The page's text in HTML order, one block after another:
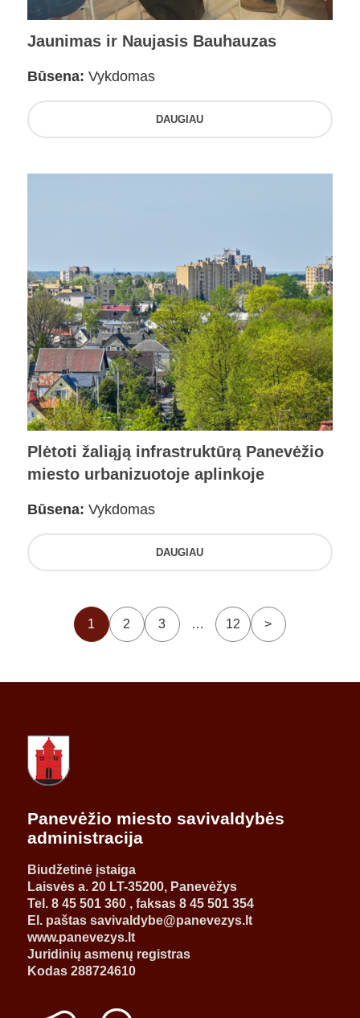
Jaunimas ir Naujasis Bauhauzas
Būsena: Vykdomas
DAUGIAU
Plėtoti žaliąją infrastruktūrą Panevėžio
miesto urbanizuotoje aplinkoje
Būsena: Vykdomas
DAUGIAU
1 2 3 … 12 >
Panevėžio miesto savivaldybės
administracija
Biudžetinė įstaiga
Laisvės a. 20 LT-35200, Panevėžys
Tel. 8 45 501 360 , faksas 8 45 501 354
El. paštas savivaldybe@panevezys.lt
www.panevezys.lt
Juridinių asmenų registras
Kodas 288724610